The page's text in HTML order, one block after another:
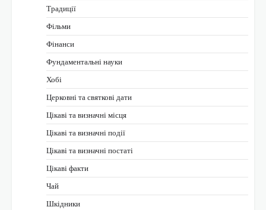
Традиції
Фільми
Фінанси
Фундаментальні науки
Хобі
Церковні та святкові дати
Цікаві та визначні місця
Цікаві та визначні події
Цікаві та визначні постаті
Цікаві факти
Чай
Шкідники